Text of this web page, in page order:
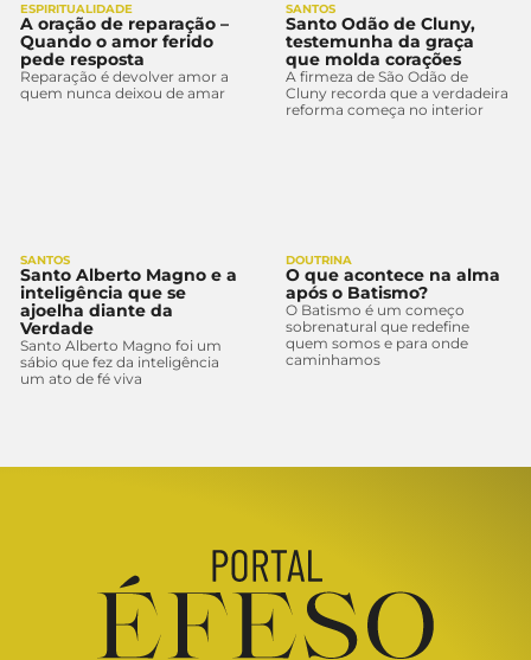
ESPIRITUALIDADE
A oração de reparação –
Quando o amor ferido
pede resposta
Reparação é devolver amor a
quem nunca deixou de amar
SANTOS
Santo Odão de Cluny,
testemunha da graça
que molda corações
A firmeza de São Odão de
Cluny recorda que a verdadeira
reforma começa no interior
SANTOS
Santo Alberto Magno e a
inteligência que se
ajoelha diante da
Verdade
Santo Alberto Magno foi um
sábio que fez da inteligência
um ato de fé viva
DOUTRINA
O que acontece na alma
após o Batismo?
O Batismo é um começo
sobrenatural que redefine
quem somos e para onde
caminhamos